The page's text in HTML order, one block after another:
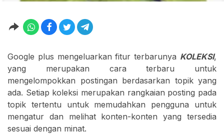
Google plus mengeluarkan fitur terbarunya KOLEKSI,
yang merupakan cara terbaru untuk
mengelompokkan postingan berdasarkan topik yang
ada. Setiap koleksi merupakan rangkaian posting pada
topik tertentu untuk memudahkan pengguna untuk
mengatur dan melihat konten-konten yang tersedia
sesuai dengan minat.